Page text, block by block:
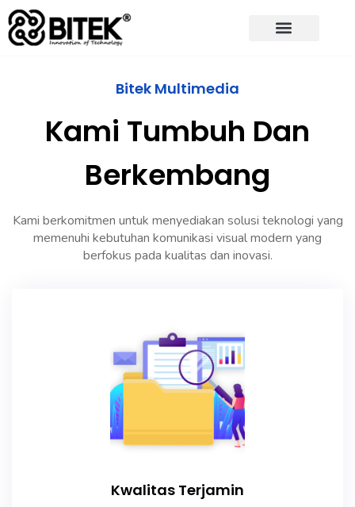
Bitek Multimedia
Kami Tumbuh Dan
Berkembang
Kami berkomitmen untuk menyediakan solusi teknologi yang
memenuhi kebutuhan komunikasi visual modern yang
berfokus pada kualitas dan inovasi.
Kwalitas Terjamin